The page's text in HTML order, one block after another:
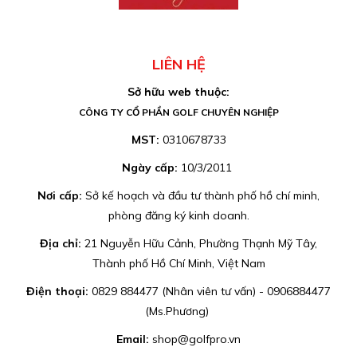
LIÊN HỆ
Sở hữu web thuộc:
CÔNG TY CỔ PHẦN GOLF CHUYÊN NGHIỆP
MST: 0310678733
Ngày cấp: 10/3/2011
Nơi cấp: Sở kế hoạch và đầu tư thành phố hồ chí minh,
phòng đăng ký kinh doanh.
Địa chỉ: 21 Nguyễn Hữu Cảnh, Phường Thạnh Mỹ Tây,
Thành phố Hồ Chí Minh, Việt Nam
Điện thoại: 0829 884477 (Nhân viên tư vấn) - 0906884477
(Ms.Phương)
Email: shop@golfpro.vn